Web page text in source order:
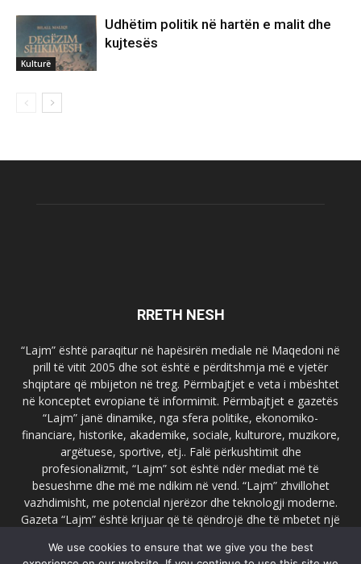
Kulturë
Udhëtim politik në hartën e malit dhe
kujtesës
RRETH NESH
“Lajm” është paraqitur në hapësirën mediale në Maqedoni në
prill të vitit 2005 dhe sot është e përditshmja më e vjetër
shqiptare që mbijeton në treg. Përmbajtjet e veta i mbështet
në konceptet evropiane të informimit. Përmbajtjet e gazetës
“Lajm” janë dinamike, nga sfera politike, ekonomiko-
financiare, historike, akademike, sociale, kulturore, muzikore,
argëtuese, sportive, etj.. Falë përkushtimit dhe
profesionalizmit, “Lajm” sot është ndër mediat më të
besueshme dhe më me ndikim në vend. “Lajm” zhvillohet
vazhdimisht, me potencial njerëzor dhe teknologji moderne.
Gazeta “Lajm” është krijuar që të qëndrojë dhe të mbetet një
faqja zyrtare e gazetës “Lajm”, www.lajmpress.org është një
We use cookies to ensure that we give you the best